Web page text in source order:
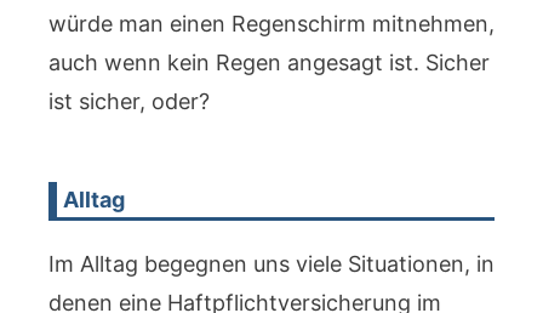
würde man einen Regenschirm mitnehmen,
auch wenn kein Regen angesagt ist. Sicher
ist sicher, oder?
Alltag
Im Alltag begegnen uns viele Situationen, in
denen eine Haftpflichtversicherung im